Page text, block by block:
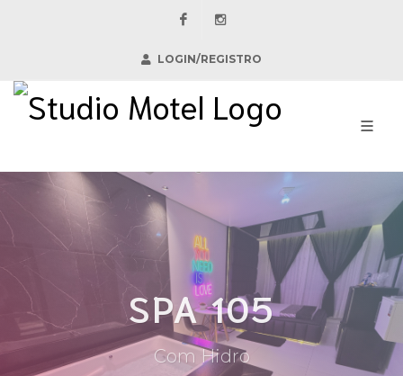
Facebook
LOGIN/REGISTRO
SPA 105
Com Hidro